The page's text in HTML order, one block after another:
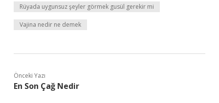
Rüyada uygunsuz şeyler görmek gusül gerekir mi
Vajina nedir ne demek
Önceki Yazı
En Son Çağ Nedir